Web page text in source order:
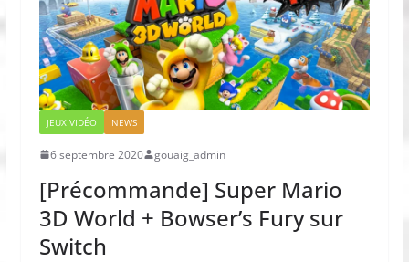
JEUX VIDÉO NEWS
6 septembre 2020 gouaig_admin
[Précommande] Super Mario
3D World + Bowser’s Fury sur
Switch